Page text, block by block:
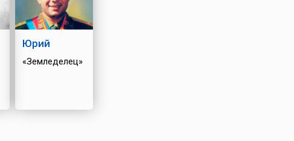
Юрий
«Земледелец»